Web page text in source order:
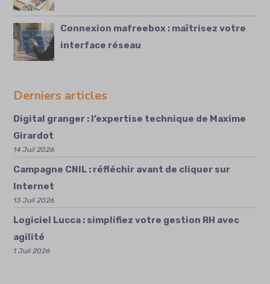
Connexion mafreebox : maîtrisez votre
interface réseau
Derniers articles
Digital granger : l’expertise technique de Maxime
Girardot
14 Juil 2026
Campagne CNIL : réfléchir avant de cliquer sur
Internet
13 Juil 2026
Logiciel Lucca : simplifiez votre gestion RH avec
agilité
1 Juil 2026